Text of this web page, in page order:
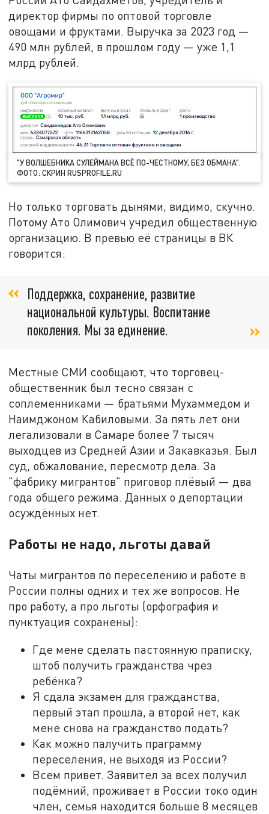
директор фирмы по оптовой торговле
овощами и фруктами. Выручка за 2023 год —
490 млн рублей, в прошлом году — уже 1,1
млрд рублей.
"У ВОЛШЕБНИКА СУЛЕЙМАНА ВСЁ ПО-ЧЕСТНОМУ, БЕЗ ОБМАНА".
ФОТО: СКРИН RUSPROFILE.RU
Но только торговать дынями, видимо, скучно.
Потому Ато Олимович учредил общественную
организацию. В превью её страницы в ВК
говорится:
Поддержка, сохранение, развитие
национальной культуры. Воспитание
поколения. Мы за единение.
Местные СМИ сообщают, что торговец-
общественник был тесно связан с
соплеменниками — братьями Мухаммедом и
Наимджоном Кабиловыми. За пять лет они
легализовали в Самаре более 7 тысяч
выходцев из Средней Азии и Закавказья. Был
суд, обжалование, пересмотр дела. За
"фабрику мигрантов" приговор плёвый — два
года общего режима. Данных о депортации
осуждённых нет.
Работы не надо, льготы давай
Чаты мигрантов по переселению и работе в
России полны одних и тех же вопросов. Не
про работу, а про льготы (орфография и
пунктуация сохранены):
Где мене сделать пастоянную праписку,
штоб получить гражданства чрез
ребёнка?
Я сдала экзамен для гражданства,
первый этап прошла, а второй нет, как
мене снова на гражданство подать?
Как можно палучить праграмму
переселения, не выходя из России?
Всем привет. Заявител за всех получил
подёмний, проживает в России токо один
член, семья находится больше 8 месяцев